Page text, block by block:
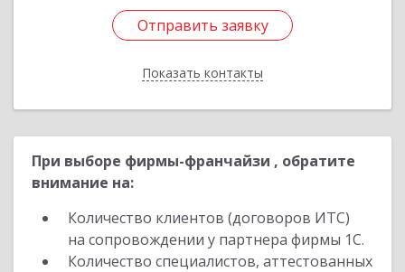
Отправить заявку
Показать контакты
Отправить заявку
Назад
При выборе фирмы-франчайзи , обратите
внимание на:
Количество клиентов (договоров ИТС)
на сопровождении у партнера фирмы 1С.
Количество специалистов, аттестованных